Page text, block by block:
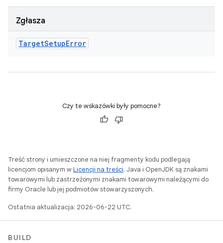
Zgłasza
TargetSetupError
Czy te wskazówki były pomocne?
Treść strony i umieszczone na niej fragmenty kodu podlegają
licencjom opisanym wLicencji na treści. Java i OpenJDK są znakami
towarowymi lub zastrzeżonymi znakami towarowymi należącymi do
firmy Oracle lub jej podmiotów stowarzyszonych.
Ostatnia aktualizacja: 2026-06-22 UTC.
BUILD